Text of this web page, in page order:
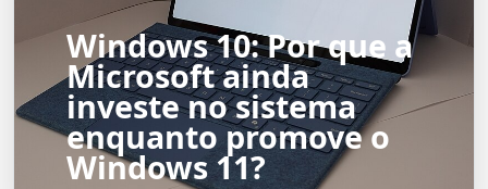
Windows 10: Por que a
Microsoft ainda
investe no sistema
enquanto promove o
Windows 11?